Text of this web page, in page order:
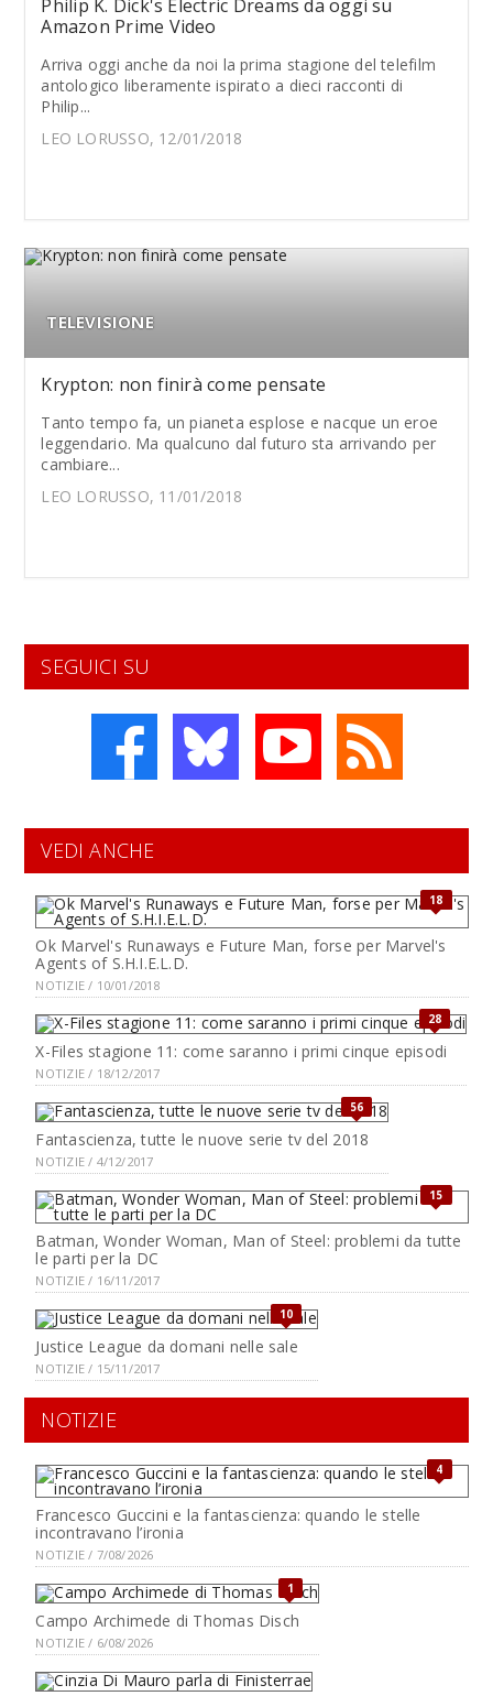
Philip K. Dick's Electric Dreams da oggi su
Amazon Prime Video
Arriva oggi anche da noi la prima stagione del telefilm
antologico liberamente ispirato a dieci racconti di
Philip...
LEO LORUSSO, 12/01/2018
TELEVISIONE
Krypton: non finirà come pensate
Tanto tempo fa, un pianeta esplose e nacque un eroe
leggendario. Ma qualcuno dal futuro sta arrivando per
cambiare...
LEO LORUSSO, 11/01/2018
SEGUICI SU
VEDI ANCHE
18
Ok Marvel's Runaways e Future Man, forse per Marvel's
Agents of S.H.I.E.L.D.
NOTIZIE / 10/01/2018
28
X-Files stagione 11: come saranno i primi cinque episodi
NOTIZIE / 18/12/2017
56
Fantascienza, tutte le nuove serie tv del 2018
NOTIZIE / 4/12/2017
15
Batman, Wonder Woman, Man of Steel: problemi da tutte
le parti per la DC
NOTIZIE / 16/11/2017
10
Justice League da domani nelle sale
NOTIZIE / 15/11/2017
NOTIZIE
4
Francesco Guccini e la fantascienza: quando le stelle
incontravano l’ironia
NOTIZIE / 7/08/2026
1
Campo Archimede di Thomas Disch
NOTIZIE / 6/08/2026